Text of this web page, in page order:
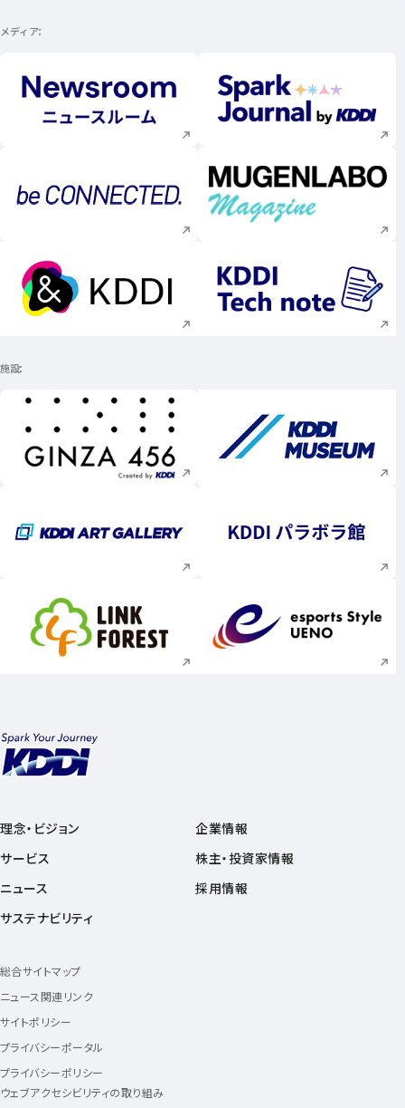
メディア
新規ウィンドウで開く 新規ウィンドウで
新規ウィンドウで開く 新規ウィンドウで
新規ウィンドウで開く 新規ウィンドウで
施設
新規ウィンドウで開く 新規ウィンドウで
新規ウィンドウで開く 新規ウィンドウで
新規ウィンドウで開く 新規ウィンドウで
理念・ビジョン
サービス
ニュース
サステナビリティ
企業情報
株主・投資家情報
採用情報
総合サイトマップ
ニュース関連リンク
サイトポリシー
プライバシーポータル
プライバシーポリシー
ウェブアクセシビリティの取り組み